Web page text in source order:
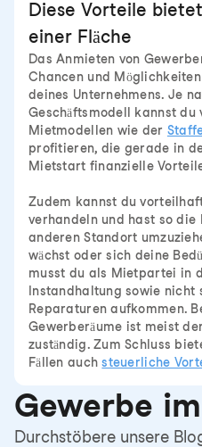
Diese Vorteile
einer Fläche
Das Anmieten von
Chancen und
deines Unternehmens. Je
Geschäftsmodell kannst du
Mietmodellen wie der
profitieren, die gerade in
Mietstart finanzielle
Zudem kannst du
verhandeln und hast so die
anderen Standort
wächst oder sich deine
musst du als Mietpartei in
Instandhaltung sowie nicht
Reparaturen aufkommen.
Gewerberäume ist meist
zuständig. Zum Schluss
Fällen auchsteuerliche
Gewerbe
Durchstöbere unsere